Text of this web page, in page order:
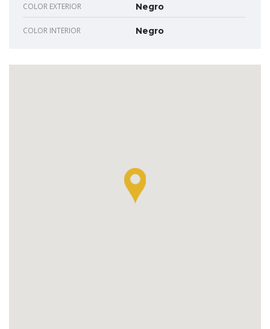
COLOR EXTERIOR Negro
COLOR INTERIOR Negro